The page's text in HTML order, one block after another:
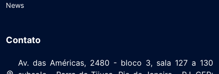
News
Contato
Av. das Américas, 2480 - bloco 3, sala 127 a 130